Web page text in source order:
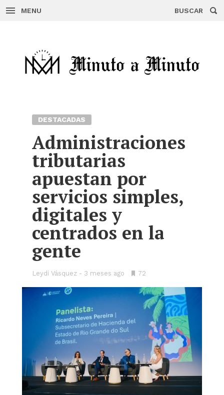
MENU BUSCAR
DESTACADAS
Administraciones
tributarias
apuestan por
servicios simples,
digitales y
centrados en la
gente
Leydi Vásquez 3 meses ago
•72